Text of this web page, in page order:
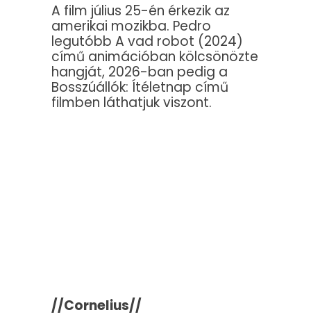
A film július 25-én érkezik az
amerikai mozikba. Pedro
legutóbb A vad robot (2024)
című animációban kölcsönözte
hangját, 2026-ban pedig a
Bosszúállók: Ítéletnap című
filmben láthatjuk viszont.
//Cornelius//